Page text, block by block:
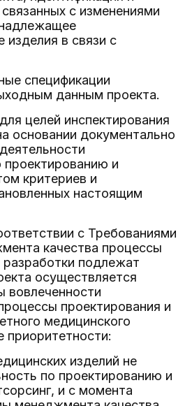
с изменениями
изделия в связи с
спецификации
данным проекта.
целей инспектирования
основании документально
проектированию и
критериев и
настоящим
с Требованиями
качества процессы
разработки подлежат
осуществляется
вовлеченности
проектирования и
медицинского
приоритетности:
изделий не
по проектированию и
и с момента